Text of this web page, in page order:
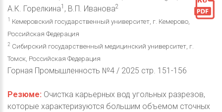
А.К. Горелкина1 , В.П. Иванова2
1
Кемеровский государственный университет, г. Кемерово,
Российская Федерация
2 Сибирский государственный медицинский университет, г.
Томск, Российская Федерация
Горная Промышленность №4 / 2025 стр. 151-156
Резюме: Очистка карьерных вод угольных разрезов,
которые характеризуются большим объемом сточных